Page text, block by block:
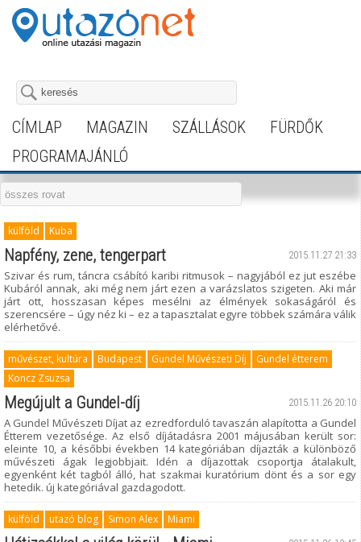
CÍMLAP MAGAZIN SZÁLLÁSOK
FÜRDŐK
PROGRAMAJÁNLÓ
külföld Kuba
2015.11.27 21:33
Napfény, zene, tengerpart
Szivar és rum, táncra csábító karibi ritmusok – nagyjából ez jut eszébe
Kubáról annak, aki még nem járt ezen a varázslatos szigeten. Aki már
járt ott, hosszasan képes mesélni az élmények sokaságáról és
szerencsére – úgy néz ki – ez a tapasztalat egyre többek számára válik
elérhetővé.
művészet, kultúra Budapest Gundel Művészeti Díj
Gundel étterem
Koncz Zsuzsa
2015.11.26 20:10
Megújult a Gundel-díj
A Gundel Művészeti Díjat az ezredforduló tavaszán alapította a Gundel
Étterem vezetősége. Az első díjátadásra 2001 májusában került sor:
eleinte 10, a későbbi években 14 kategóriában díjazták a különböző
művészeti ágak legjobbjait. Idén a díjazottak csoportja átalakult,
egyenként két tagból álló, hat szakmai kuratórium dönt és a sor egy
hetedik. új kategóriával gazdagodott.
külföld utazó blog Simon Alex Miami